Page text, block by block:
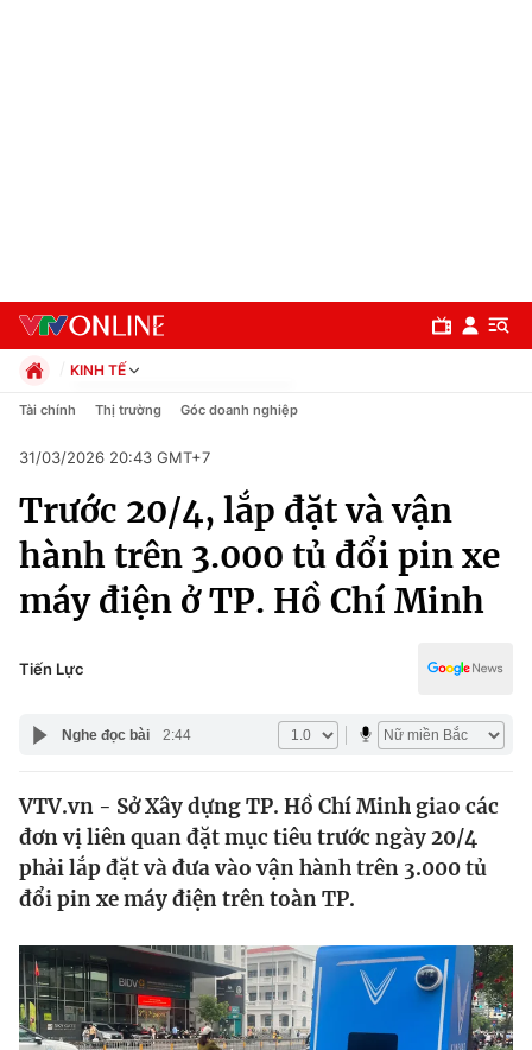
Chuyên mục
Chính trị
Xã hội
Pháp luật
Y tế
Thế giới
Tin tức
Thế giới đó đây
Câu chuyện quốc tế
Kinh tế
Thị trường
Góc doanh nghiệp
Dữ liệu và đời sống
Truyền hình
KINH TẾ
Chính trị
Pháp luật
Kinh tế
Thể thao
Truyền hình
Văn hóa - Giải trí
Y tế
Tài chính Thị trường Góc doanh nghiệp
31/03/2026 20:43 GMT+7
Trước 20/4, lắp đặt và vận
hành trên 3.000 tủ đổi pin xe
máy điện ở TP. Hồ Chí Minh
Tiến Lực
Nghe đọc bài 2:44
VTV.vn - Sở Xây dựng TP. Hồ Chí Minh giao các
đơn vị liên quan đặt mục tiêu trước ngày 20/4
phải lắp đặt và đưa vào vận hành trên 3.000 tủ
đổi pin xe máy điện trên toàn TP.